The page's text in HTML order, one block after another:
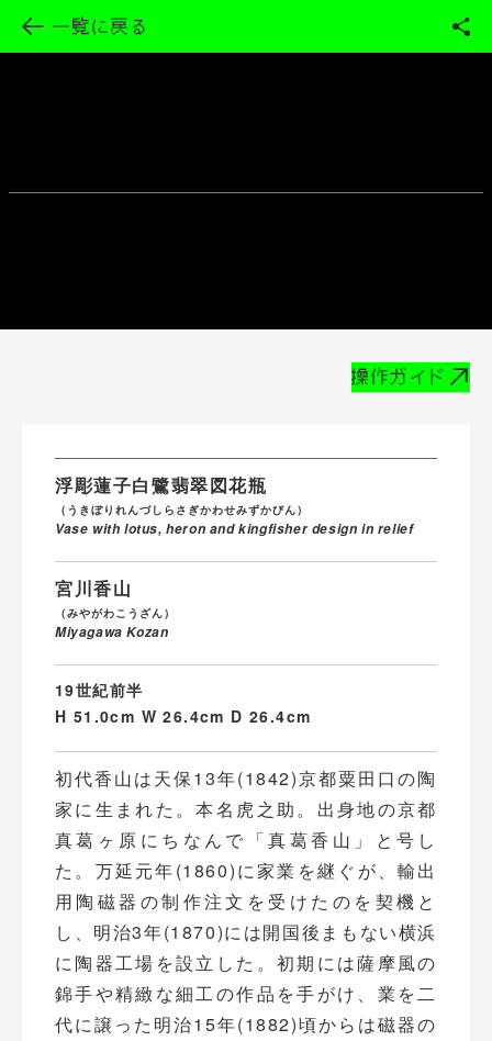
一覧に戻る
操作ガイド
浮彫蓮子白鷺翡翠図花瓶
（うきぼりれんづしらさぎかわせみずかびん）
Vase with lotus, heron and kingfisher design in relief
宮川香山
（みやがわこうざん）
Miyagawa Kozan
19世紀前半
H 51.0cm W 26.4cm D 26.4cm
初代香山は天保13年(1842)京都粟田口の陶
家に生まれた。本名虎之助。出身地の京都
真葛ヶ原にちなんで「真葛香山」と号し
た。万延元年(1860)に家業を継ぐが、輸出
用陶磁器の制作注文を受けたのを契機と
し、明治3年(1870)には開国後まもない横浜
に陶器工場を設立した。初期には薩摩風の
錦手や精緻な細工の作品を手がけ、業を二
代に譲った明治15年(1882)頃からは磁器の